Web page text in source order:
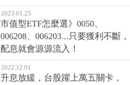
2023.01.25
市值型ETF怎麼選》0050、
006208、006203...只要獲利不斷，
配息就會源源流入！
2022.12.01
升息放緩，台股躍上萬五關卡，